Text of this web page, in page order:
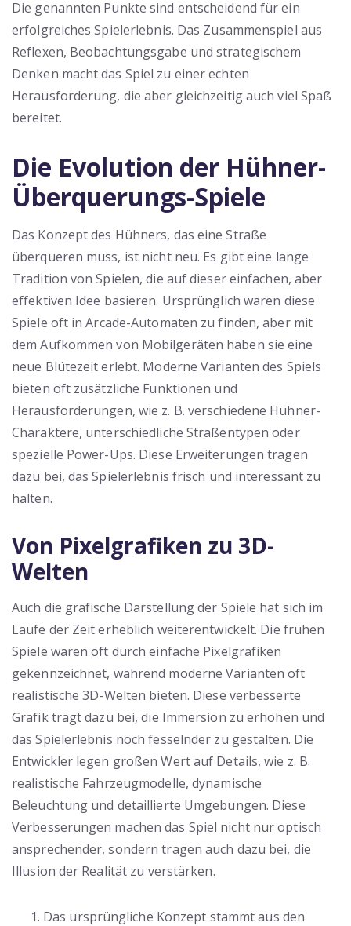
Die genannten Punkte sind entscheidend für ein
erfolgreiches Spielerlebnis. Das Zusammenspiel aus
Reflexen, Beobachtungsgabe und strategischem
Denken macht das Spiel zu einer echten
Herausforderung, die aber gleichzeitig auch viel Spaß
bereitet.
Die Evolution der Hühner-
Überquerungs-Spiele
Das Konzept des Hühners, das eine Straße
überqueren muss, ist nicht neu. Es gibt eine lange
Tradition von Spielen, die auf dieser einfachen, aber
effektiven Idee basieren. Ursprünglich waren diese
Spiele oft in Arcade-Automaten zu finden, aber mit
dem Aufkommen von Mobilgeräten haben sie eine
neue Blütezeit erlebt. Moderne Varianten des Spiels
bieten oft zusätzliche Funktionen und
Herausforderungen, wie z. B. verschiedene Hühner-
Charaktere, unterschiedliche Straßentypen oder
spezielle Power-Ups. Diese Erweiterungen tragen
dazu bei, das Spielerlebnis frisch und interessant zu
halten.
Von Pixelgrafiken zu 3D-
Welten
Auch die grafische Darstellung der Spiele hat sich im
Laufe der Zeit erheblich weiterentwickelt. Die frühen
Spiele waren oft durch einfache Pixelgrafiken
gekennzeichnet, während moderne Varianten oft
realistische 3D-Welten bieten. Diese verbesserte
Grafik trägt dazu bei, die Immersion zu erhöhen und
das Spielerlebnis noch fesselnder zu gestalten. Die
Entwickler legen großen Wert auf Details, wie z. B.
realistische Fahrzeugmodelle, dynamische
Beleuchtung und detaillierte Umgebungen. Diese
Verbesserungen machen das Spiel nicht nur optisch
ansprechender, sondern tragen auch dazu bei, die
Illusion der Realität zu verstärken.
Das ursprüngliche Konzept stammt aus den